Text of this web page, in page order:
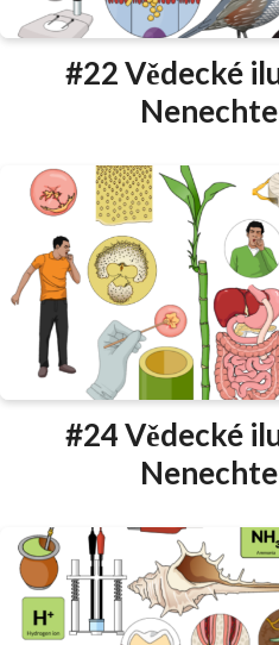
#22 Vědecké
#24 Vědecké